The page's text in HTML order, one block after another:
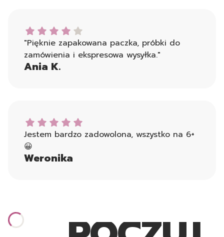
Ania K. dał ocenę: 4
"Pięknie zapakowana paczka, próbki do
zamówienia i ekspresowa wysyłka."
Ania K.
Weronika dał ocenę: 5
Jestem bardzo zadowolona, wszystko na 6+
😀
Weronika